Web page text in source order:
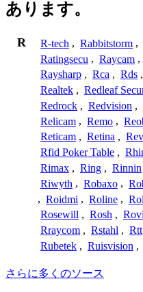
あります。
R R-tech , Rabbitstorm ,
Ratingsecu , Raycam ,
Raysharp , Rca , Rds ,
Realtek , Redleaf
Redrock , Redvision ,
Relicam , Remo ,
Reticam , Retina ,
Rfid Poker Table ,
Rimax , Ring , Rinnin
Riwyth , Robaxo ,
, Roidmi , Roline ,
Rosewill , Rosh ,
Rraycom , Rstahl , Rtt
Rubetek , Ruisvision ,
さらに多くのソース